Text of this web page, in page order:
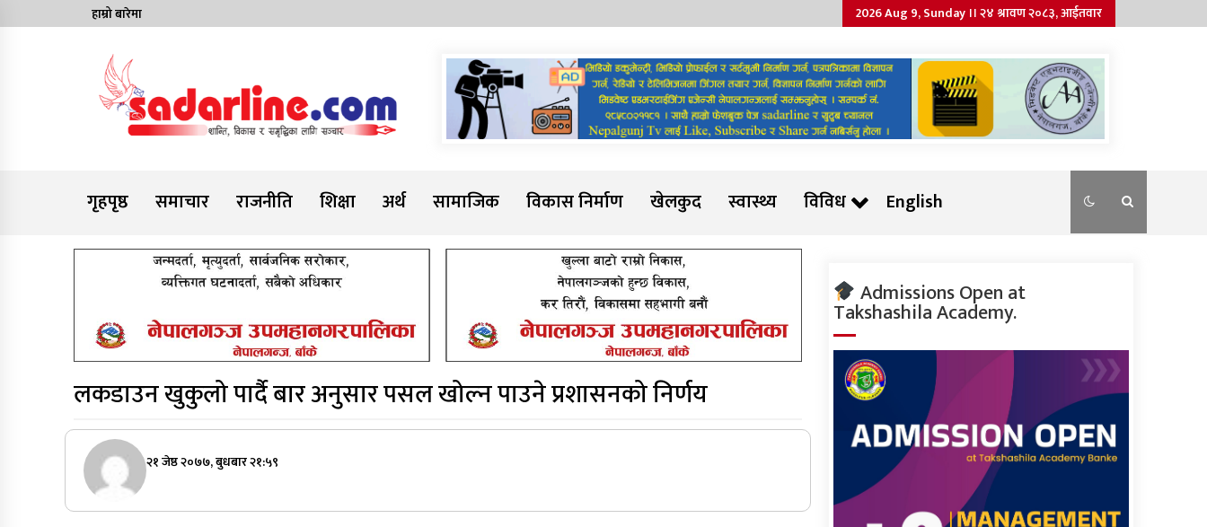
to
हाम्रो बारेमा 2026 Aug 9, Sunday ।। २४ श्रावण २०८३, आईतवार
Sadarline
गृहपृष्ठ
समाचार राजनीति शिक्षा अर्थ सामाजिक विकास निर्माण खेलकुद स्वास्थ्य विविध English
लकडाउन खुकुलो पार्दै बार अनुसार पसल खोल्न पाउने प्रशासनको निर्णय
२१ जेष्ठ २०७७, बुधबार २१:५९
Admissions Open at
Takshashila Academy.